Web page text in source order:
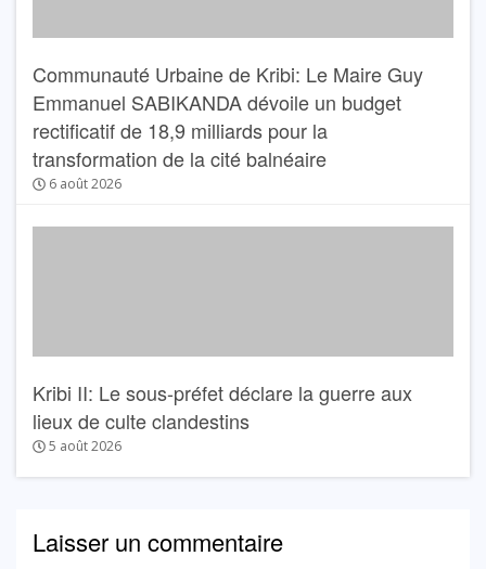
Communauté Urbaine de Kribi: Le Maire Guy
Emmanuel SABIKANDA dévoile un budget
rectificatif de 18,9 milliards pour la
transformation de la cité balnéaire
6 août 2026
Kribi II: Le sous-préfet déclare la guerre aux
lieux de culte clandestins
5 août 2026
Laisser un commentaire